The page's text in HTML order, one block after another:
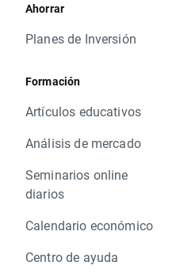
Ahorrar
Planes de Inversión
Formación
Artículos educativos
Análisis de mercado
Seminarios online
diarios
Calendario económico
Centro de ayuda